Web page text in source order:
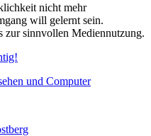
nicht mehr
will gelernt sein.
zur sinnvollen Mediennutzung.
und Computer